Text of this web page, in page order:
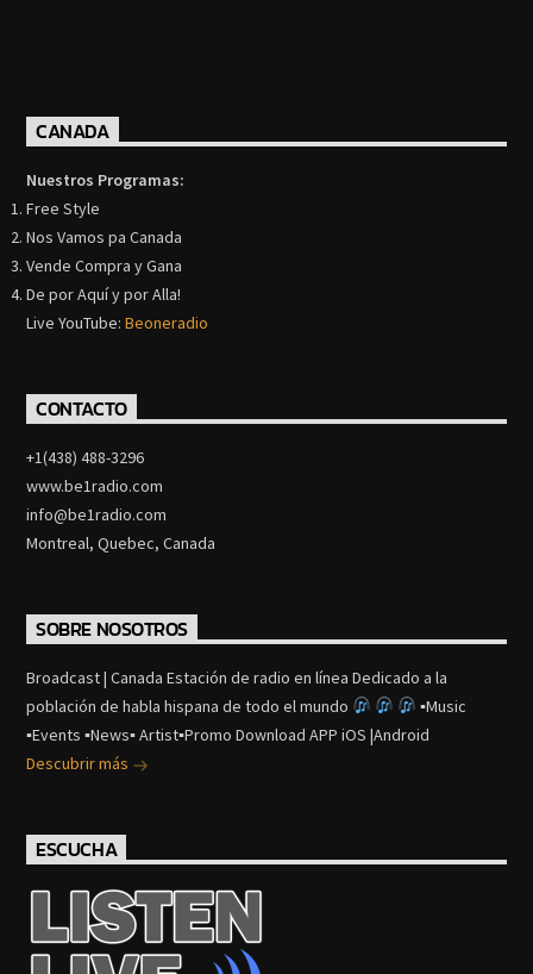
CANADA
Nuestros Programas:
Free Style
Nos Vamos pa Canada
Vende Compra y Gana
De por Aquí y por Alla!
Live YouTube:Beoneradio
CONTACTO
+1(438) 488-3296
www.be1radio.com
info@be1radio.com
Montreal, Quebec, Canada
SOBRE NOSOTROS
Broadcast | Canada Estación de radio en línea Dedicado a la
población de habla hispana de todo el mundo
▪Music
▪Events ▪News▪ Artist▪Promo Download APP iOS |Android
Descubrir más
ESCUCHA